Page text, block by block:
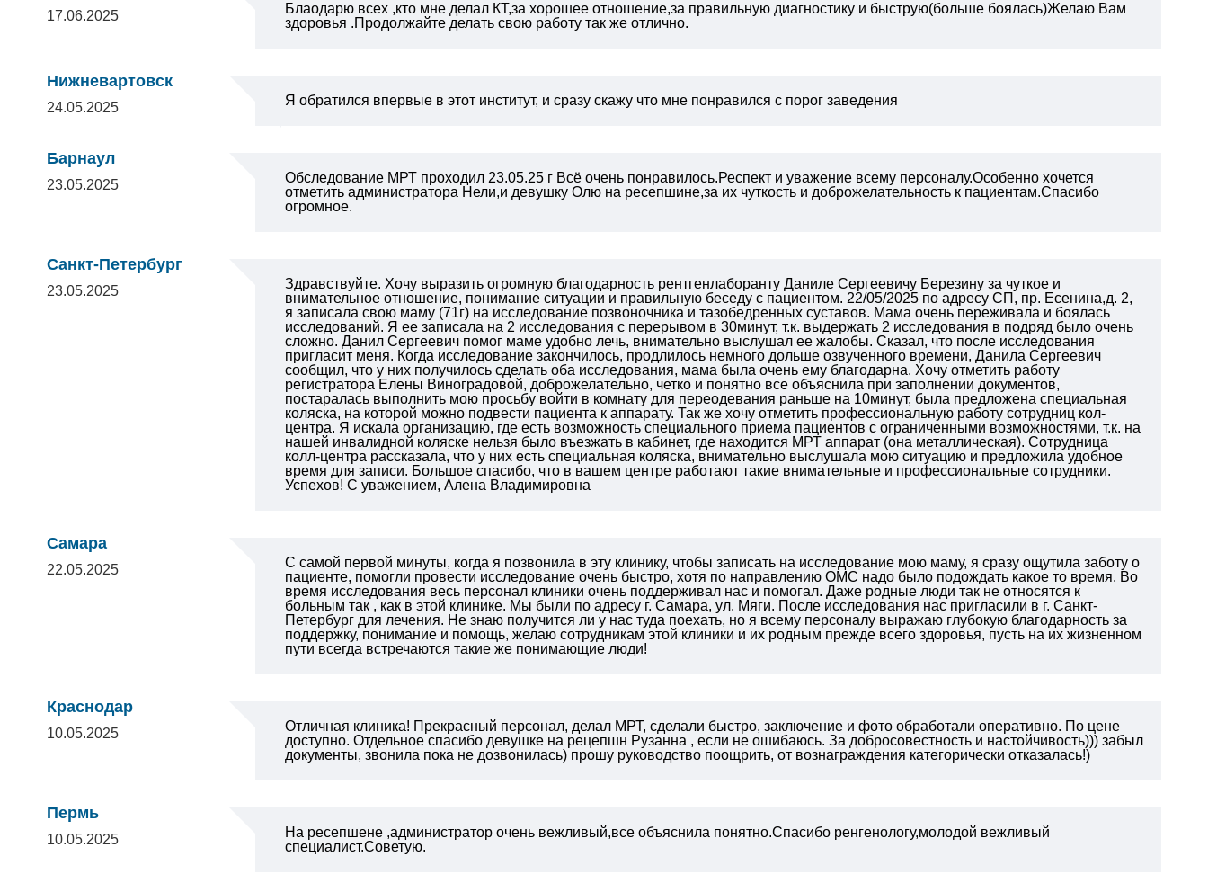
17.06.2025
Блаодарю всех ,кто мне делал КТ,за хорошее отношение,за правильную диагностику и быструю(больше боялась)Желаю Вам
здоровья .Продолжайте делать свою работу так же отлично.
Нижневартовск
24.05.2025 Я обратился впервые в этот институт, и сразу скажу что мне понравился с порог заведения
Барнаул
23.05.2025 Обследование МРТ проходил 23.05.25 г Всё очень понравилось.Респект и уважение всему персоналу.Особенно хочется
отметить администратора Нели,и девушку Олю на ресепшине,за их чуткость и доброжелательность к пациентам.Спасибо
огромное.
Санкт-Петербург
23.05.2025
Здравствуйте. Хочу выразить огромную благодарность рентгенлаборанту Даниле Сергеевичу Березину за чуткое и
внимательное отношение, понимание ситуации и правильную беседу с пациентом. 22/05/2025 по адресу СП, пр. Есенина,д. 2,
я записала свою маму (71г) на исследование позвоночника и тазобедренных суставов. Мама очень переживала и боялась
исследований. Я ее записала на 2 исследования с перерывом в 30минут, т.к. выдержать 2 исследования в подряд было очень
сложно. Данил Сергеевич помог маме удобно лечь, внимательно выслушал ее жалобы. Сказал, что после исследования
пригласит меня. Когда исследование закончилось, продлилось немного дольше озвученного времени, Данила Сергеевич
сообщил, что у них получилось сделать оба исследования, мама была очень ему благодарна. Хочу отметить работу
регистратора Елены Виноградовой, доброжелательно, четко и понятно все объяснила при заполнении документов,
постаралась выполнить мою просьбу войти в комнату для переодевания раньше на 10минут, была предложена специальная
коляска, на которой можно подвести пациента к аппарату. Так же хочу отметить профессиональную работу сотрудниц кол-
центра. Я искала организацию, где есть возможность специального приема пациентов с ограниченными возможностями, т.к. на
нашей инвалидной коляске нельзя было въезжать в кабинет, где находится МРТ аппарат (она металлическая). Сотрудница
колл-центра рассказала, что у них есть специальная коляска, внимательно выслушала мою ситуацию и предложила удобное
время для записи. Большое спасибо, что в вашем центре работают такие внимательные и профессиональные сотрудники.
Успехов! С уважением, Алена Владимировна
Самара
22.05.2025
С самой первой минуты, когда я позвонила в эту клинику, чтобы записать на исследование мою маму, я сразу ощутила заботу о
пациенте, помогли провести исследование очень быстро, хотя по направлению ОМС надо было подождать какое то время. Во
время исследования весь персонал клиники очень поддерживал нас и помогал. Даже родные люди так не относятся к
больным так , как в этой клинике. Мы были по адресу г. Самара, ул. Мяги. После исследования нас пригласили в г. Санкт-
Петербург для лечения. Не знаю получится ли у нас туда поехать, но я всему персоналу выражаю глубокую благодарность за
поддержку, понимание и помощь, желаю сотрудникам этой клиники и их родным прежде всего здоровья, пусть на их жизненном
пути всегда встречаются такие же понимающие люди!
Краснодар
10.05.2025
Отличная клиника! Прекрасный персонал, делал МРТ, сделали быстро, заключение и фото обработали оперативно. По цене
доступно. Отдельное спасибо девушке на рецепшн Рузанна , если не ошибаюсь. За добросовестность и настойчивость))) забыл
документы, звонила пока не дозвонилась) прошу руководство поощрить, от вознаграждения категорически отказалась!)
Пермь
10.05.2025
На ресепшене ,администратор очень вежливый,все объяснила понятно.Спасибо ренгенологу,молодой вежливый
специалист.Советую.